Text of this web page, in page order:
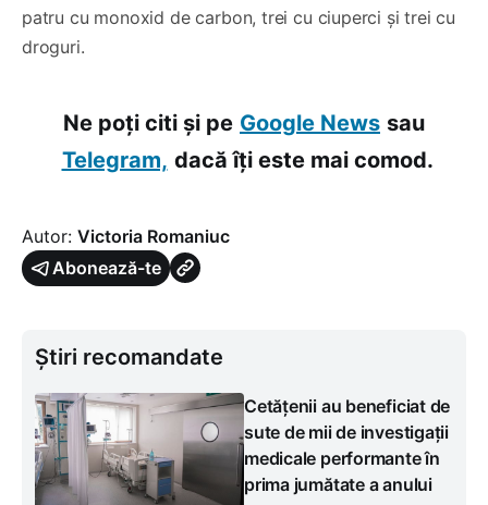
patru cu monoxid de carbon, trei cu ciuperci și trei cu
droguri.
Ne poți citi și pe Google News sau
Telegram, dacă îți este mai comod.
Autor: Victoria Romaniuc
Abonează-te
Știri recomandate
Cetățenii au beneficiat de
sute de mii de investigații
medicale performante în
prima jumătate a anului